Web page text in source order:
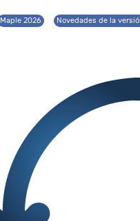
Maple 2026 Novedades de la